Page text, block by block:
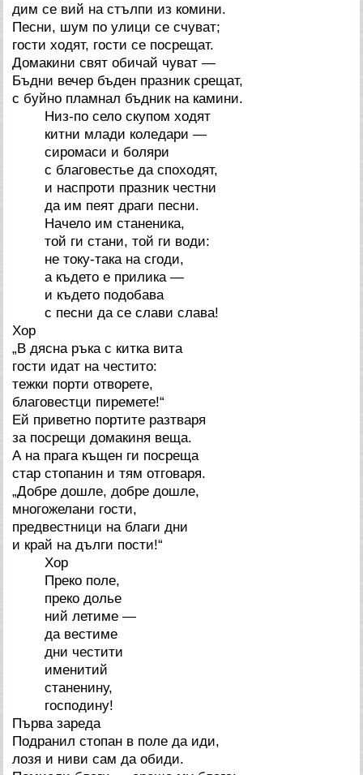
дим се вий на стълпи из комини.
Песни, шум по улици се счуват;
гости ходят, гости се посрещат.
Домакини свят обичай чуват —
Бъдни вечер бъден празник срещат,
с буйно пламнал бъдник на камини.
Низ-по село скупом ходят
китни млади коледари —
сиромаси и боляри
с благовестье да споходят,
и наспроти празник честни
да им пеят драги песни.
Начело им станеника,
той ги стани, той ги води:
не току-така на сгоди,
а където е прилика —
и където подобава
с песни да се слави слава!
Хор
„В дясна ръка с китка вита
гости идат на честито:
тежки порти отворете,
благовестци пиремете!“
Ей приветно портите разтваря
за посрещи домакиня веща.
А на прага къщен ги посреща
стар стопанин и тям отговаря.
„Добре дошле, добре дошле,
многожелани гости,
предвестници на благи дни
и край на дълги пости!“
Хор
Преко поле,
преко долье
ний летиме —
да вестиме
дни честити
именитий
станенину,
господину!
Първа зареда
Подранил стопан в поле да иди,
лозя и ниви сам да обиди.